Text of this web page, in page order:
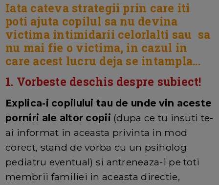
Iata cateva strategii prin care iti
poti ajuta copilul sa nu devina
victima intimidarii celorlalti sau sa
nu mai fie o victima, in cazul in
care acest lucru deja se intampla...
1. Vorbeste deschis despre subiect!
Explica-i copilului tau de unde vin aceste
porniri ale altor copii (dupa ce tu insuti te-
ai informat in aceasta privinta in mod
corect, stand de vorba cu un psiholog
pediatru eventual) si antreneaza-i pe toti
membrii familiei in aceasta directie,